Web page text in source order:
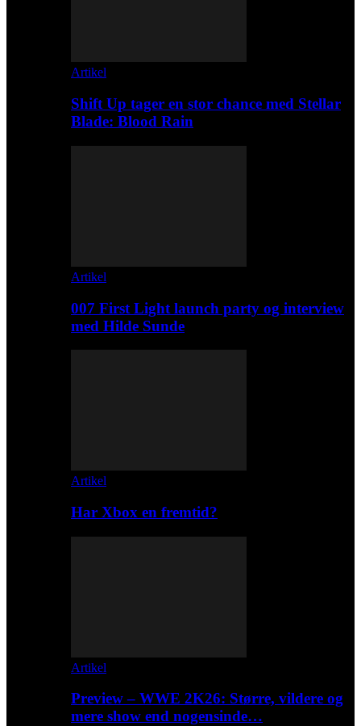
Artikel
Shift Up tager en stor chance med Stellar
Blade: Blood Rain
Artikel
007 First Light launch party og interview
med Hilde Sunde
Artikel
Har Xbox en fremtid?
Artikel
Preview – WWE 2K26: Større, vildere og
mere show end nogensinde…